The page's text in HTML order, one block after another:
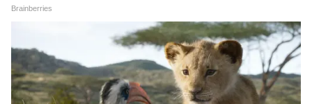
MP News: डॉ. श्यामा प्रसाद मुखर्जी जयंती पर CM मोहन
यादव का बड़ा ऐलान, UCC और विकास पर बड़ा संदेश